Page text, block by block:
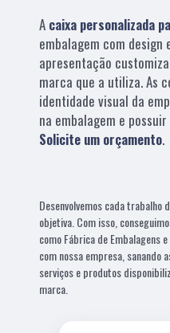
A caixa personalizada
embalagem com design
apresentação
marca que a utiliza. As
identidade visual da
na embalagem e
Solicite um orçamento.
Desenvolvemos cada
objetiva. Com isso,
como Fábrica de Embalagens
com nossa empresa, sanando
serviços e produtos
marca.